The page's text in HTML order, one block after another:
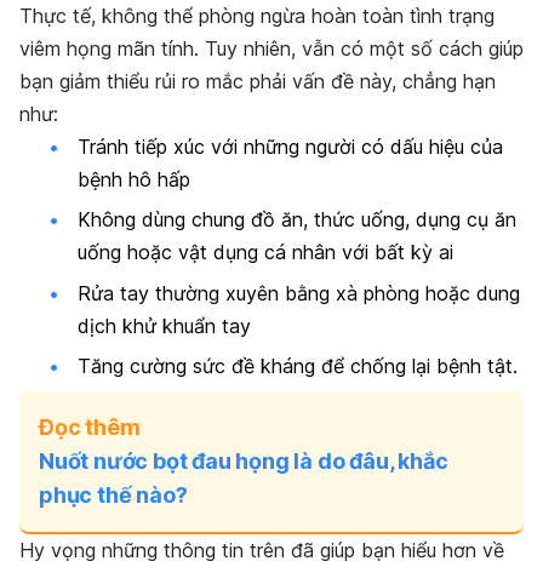
Thực tế, không thể phòng ngừa hoàn toàn tình trạng
viêm họng mãn tính. Tuy nhiên, vẫn có một số cách giúp
bạn giảm thiểu rủi ro mắc phải vấn đề này, chẳng hạn
như:
Tránh tiếp xúc với những người có dấu hiệu của
bệnh hô hấp
Không dùng chung đồ ăn, thức uống, dụng cụ ăn
uống hoặc vật dụng cá nhân với bất kỳ ai
Rửa tay thường xuyên bằng xà phòng hoặc dung
dịch khử khuẩn tay
Tăng cường sức đề kháng để chống lại bệnh tật.
Đọc thêm
Nuốt nước bọt đau họng là do đâu, khắc
phục thế nào?
Hy vọng những thông tin trên đã giúp bạn hiểu hơn về